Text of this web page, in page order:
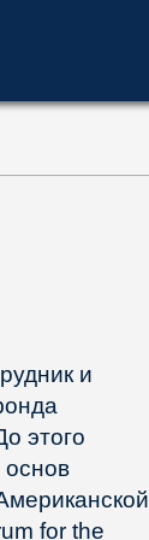
и
этого
основ
for the